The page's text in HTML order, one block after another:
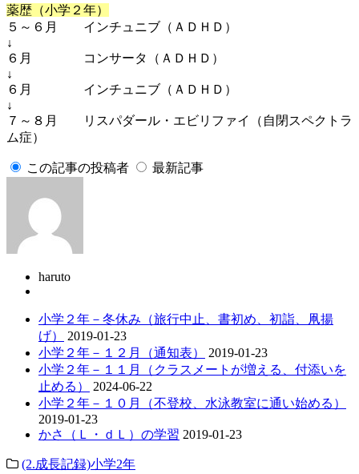
薬歴（小学２年）
５～６月 インチュニブ（ＡＤＨＤ）
↓
６月 コンサータ（ＡＤＨＤ）
↓
６月 インチュニブ（ＡＤＨＤ）
↓
７～８月
リスパダール・エビリファイ（自閉スペクトラ
ム症）
この記事の投稿者 最新記事
haruto
小学２年－冬休み（旅行中止、書初め、初詣、凧揚
げ）
2019-01-23
小学２年－１２月（通知表）
2019-01-23
小学２年－１１月（クラスメートが増える、付添いを
止める）
2024-06-22
小学２年－１０月（不登校、水泳教室に通い始める）
2019-01-23
かさ（Ｌ・ｄＬ）の学習 2019-01-23
(2.成長記録)小学2年